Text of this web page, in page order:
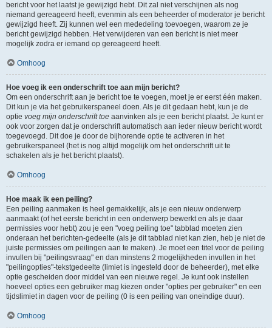
bericht voor het laatst je gewijzigd hebt. Dit zal niet verschijnen als nog
niemand gereageerd heeft, evenmin als een beheerder of moderator je bericht
gewijzigd heeft. Zij kunnen wel een mededeling toevoegen, waarom ze je
bericht gewijzigd hebben. Het verwijderen van een bericht is niet meer
mogelijk zodra er iemand op gereageerd heeft.
Omhoog
Hoe voeg ik een onderschrift toe aan mijn bericht?
Om een onderschrift aan je bericht toe te voegen, moet je er eerst één maken.
Dit kun je via het gebruikerspaneel doen. Als je dit gedaan hebt, kun je de
optie voeg mijn onderschrift toe aanvinken als je een bericht plaatst. Je kunt er
ook voor zorgen dat je onderschrift automatisch aan ieder nieuw bericht wordt
toegevoegd. Dit doe je door de bijhorende optie te activeren in het
gebruikerspaneel (het is nog altijd mogelijk om het onderschrift uit te
schakelen als je het bericht plaatst).
Omhoog
Hoe maak ik een peiling?
Een peiling aanmaken is heel gemakkelijk, als je een nieuw onderwerp
aanmaakt (of het eerste bericht in een onderwerp bewerkt en als je daar
permissies voor hebt) zou je een "voeg peiling toe" tabblad moeten zien
onderaan het berichten-gedeelte (als je dit tabblad niet kan zien, heb je niet de
juiste permissies om peilingen aan te maken). Je moet een titel voor de peiling
invullen bij "peilingsvraag" en dan minstens 2 mogelijkheden invullen in het
"peilingopties"-tekstgedeelte (limiet is ingesteld door de beheerder), met elke
optie gescheiden door middel van een nieuwe regel. Je kunt ook instellen
hoeveel opties een gebruiker mag kiezen onder "opties per gebruiker" en een
tijdslimiet in dagen voor de peiling (0 is een peiling van oneindige duur).
Omhoog